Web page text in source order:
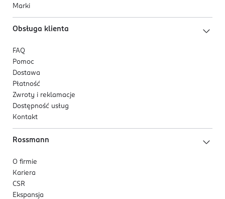
Marki
Obsługa klienta
FAQ
Pomoc
Dostawa
Płatność
Zwroty i reklamacje
Dostępność usług
Kontakt
Rossmann
O firmie
Kariera
CSR
Ekspansja